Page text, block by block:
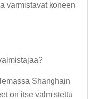
varmistavat koneen
Shanghain
on itse valmistettu